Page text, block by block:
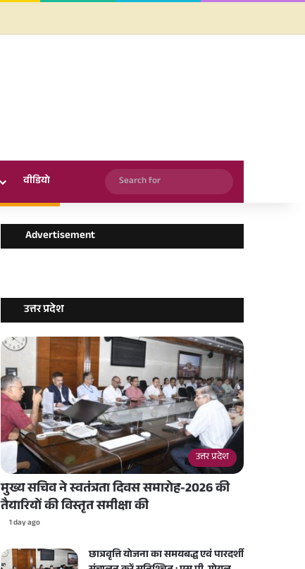
वीडियो
Search
for
Advertisement
उत्तर प्रदेश
उत्तर प्रदेश
मुख्य सचिव ने स्वतंत्रता दिवस समारोह-2026 की
तैयारियों की विस्तृत समीक्षा की
1 day ago
छात्रवृत्ति योजना का समयबद्ध एवं पारदर्शी